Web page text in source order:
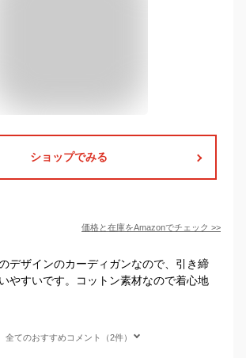
ショップでみる
価格と在庫をAmazonでチェック >>
デザインのカーディガンなので、引き締
やすいです。コットン素材なので着心地
全てのおすすめコメント（2件）